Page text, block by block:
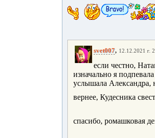
svet007, 12.12.2021 г.
если честно,
изначально я
услышала Александра,
вернее, Кудесника
спасибо, ромашковая